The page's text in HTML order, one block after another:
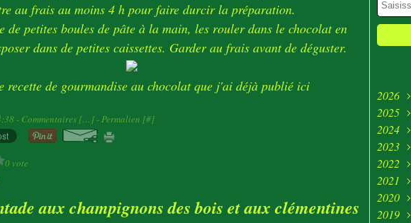
au frais au moins 4 h pour faire durcir la préparation.
de petites boules de pâte à la main, les rouler dans le chocolat en
dans de petites caissettes. Garder au frais avant de déguster.
recette de gourmandise au chocolat que j'ai déjà publié ici
- Commentaires [… ] - Permalien [#]
0 vote
aux champignons des bois et aux clémentines
2026
Juillet
Juin
Avril
Mars
2025
Août
Juillet
2024
Août
2023
2022
2021
2020
2019